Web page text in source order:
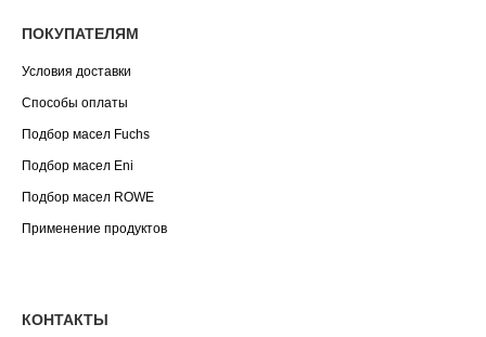
ПОКУПАТЕЛЯМ
Условия доставки
Способы оплаты
Подбор масел Fuchs
Подбор масел Eni
Подбор масел ROWE
Применение продуктов
КОНТАКТЫ